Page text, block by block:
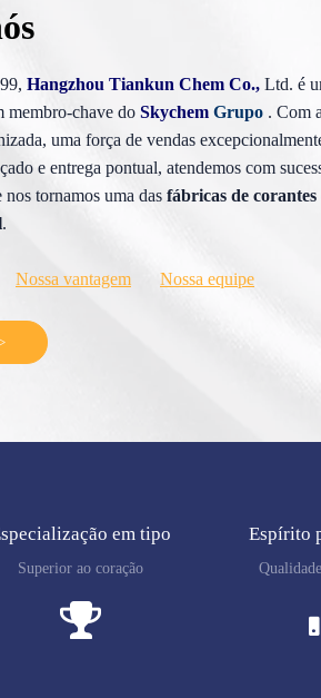
Hangzhou Tiankun Chem Co., Ltd. é
membro-chave do Skychem Grupo . Com
uma força de vendas
e entrega pontual, atendemos com
nos tornamos uma das fábricas de
.
Nossa vantagem Nossa equipe
em tipo
Superior ao coração
Espírito